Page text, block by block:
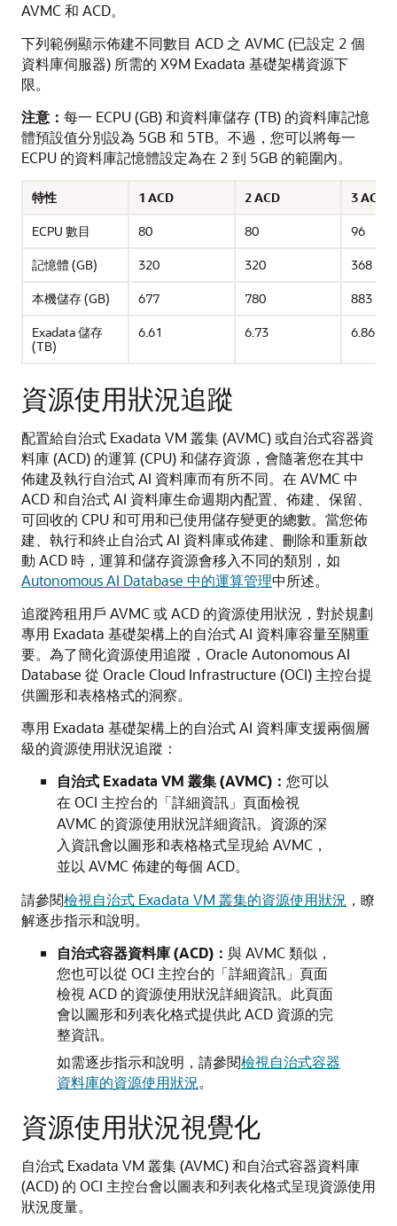
AVMC 和 ACD。
下列範例顯示佈建不同數目 ACD 之 AVMC (已設定 2 個
資料庫伺服器) 所需的 X9M Exadata 基礎架構資源下
限。
注意： 每一 ECPU (GB) 和資料庫儲存 (TB) 的資料庫記憶
體預設值分別設為 5GB 和 5TB。不過，您可以將每一
ECPU 的資料庫記憶體設定為在 2 到 5GB 的範圍內。
特性 1 ACD 2 ACD
3 ACD
ECPU 數目
80 80
96
記憶體 (GB)
320 320
368
本機儲存 (GB)
677 780
883
Exadata 儲存
(TB)
6.61 6.73 6.86
資源使用狀況追蹤
配置給自治式 Exadata VM 叢集 (AVMC) 或自治式容器資
料庫 (ACD) 的運算 (CPU) 和儲存資源，會隨著您在其中
佈建及執行自治式 AI 資料庫而有所不同。在 AVMC 中
ACD 和自治式 AI 資料庫生命週期內配置、佈建、保留、
可回收的 CPU 和可用和已使用儲存變更的總數。當您佈
建、執行和終止自治式 AI 資料庫或佈建、刪除和重新啟
動 ACD 時，運算和儲存資源會移入不同的類別，如
Autonomous AI Database 中的運算管理中所述。
追蹤跨租用戶 AVMC 或 ACD 的資源使用狀況，對於規劃
專用 Exadata 基礎架構上的自治式 AI 資料庫容量至關重
要。為了簡化資源使用追蹤，Oracle Autonomous AI
Database 從 Oracle Cloud Infrastructure (OCI) 主控台提
供圖形和表格格式的洞察。
專用 Exadata 基礎架構上的自治式 AI 資料庫支援兩個層
級的資源使用狀況追蹤：
自治式 Exadata VM 叢集 (AVMC)： 您可以
在 OCI 主控台的「詳細資訊」頁面檢視
AVMC 的資源使用狀況詳細資訊。資源的深
入資訊會以圖形和表格格式呈現給 AVMC，
並以 AVMC 佈建的每個 ACD。
請參閱檢視自治式 Exadata VM 叢集的資源使用狀況 ，瞭
解逐步指示和說明。
自治式容器資料庫 (ACD)： 與 AVMC 類似，
您也可以從 OCI 主控台的「詳細資訊」頁面
檢視 ACD 的資源使用狀況詳細資訊。此頁面
會以圖形和列表化格式提供此 ACD 資源的完
整資訊。
如需逐步指示和說明，請參閱檢視自治式容器
資料庫的資源使用狀況。
資源使用狀況視覺化
自治式 Exadata VM 叢集 (AVMC) 和自治式容器資料庫
(ACD) 的 OCI 主控台會以圖表和列表化格式呈現資源使用
狀況度量。